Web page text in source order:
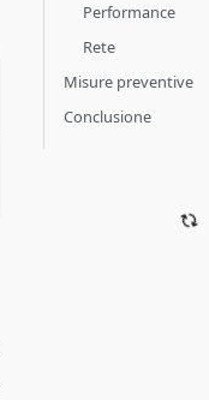
Performance
Rete
Misure preventive
Conclusione